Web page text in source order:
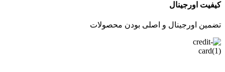
کیفیت اورجینال
تضمین اورجینال و اصلی بودن محصولات